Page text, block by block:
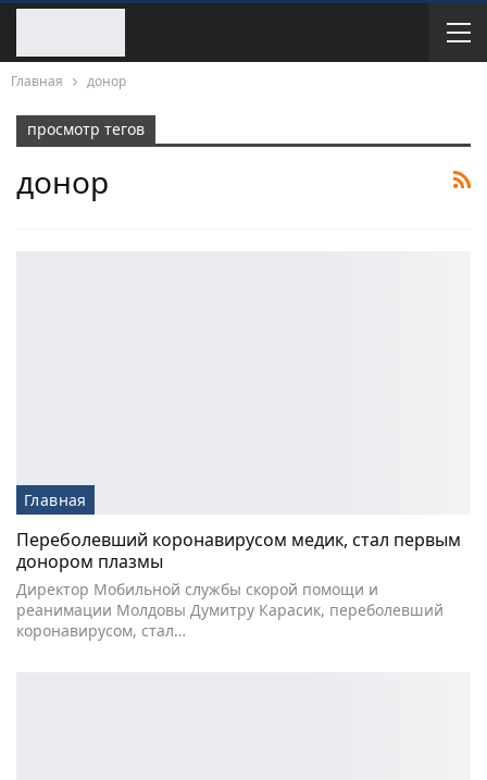
Главная донор
просмотр тегов
донор
Главная
Переболевший коронавирусом медик, стал первым
донором плазмы
Директор Мобильной службы скорой помощи и
реанимации Молдовы Думитру Карасик, переболевший
коронавирусом, стал…